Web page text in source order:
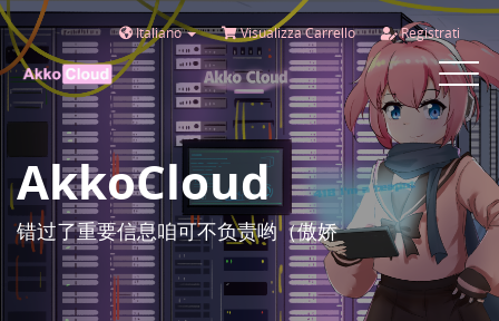
Italiano Visualizza Carrello Registrati
Toggle
AkkoCloud
错过了重要信息咱可不负责哟（傲娇